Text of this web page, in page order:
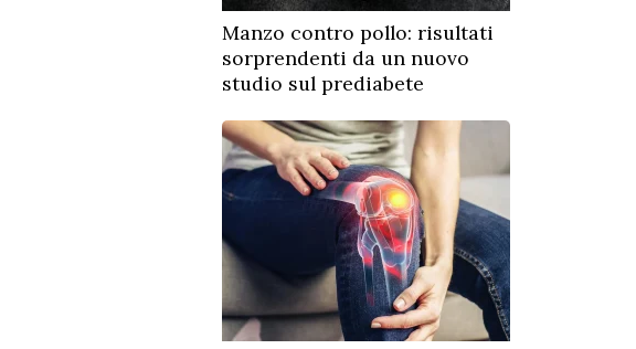
Manzo contro pollo: risultati
sorprendenti da un nuovo
studio sul prediabete